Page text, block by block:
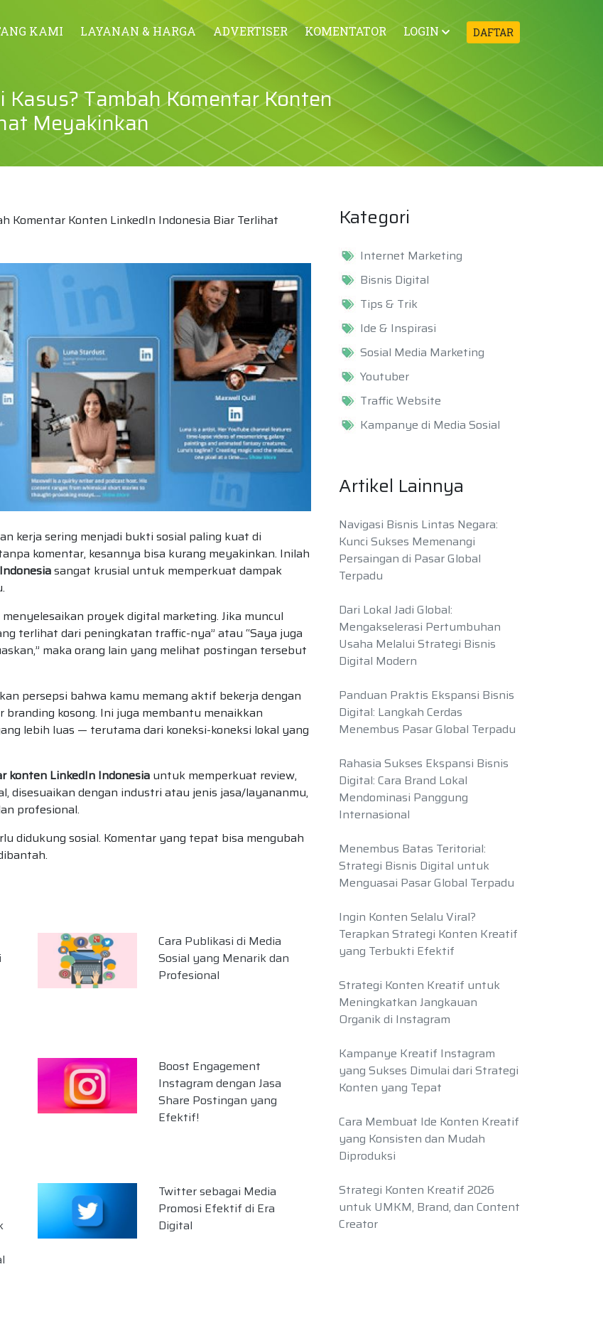
KAMI LAYANAN & HARGA ADVERTISER KOMENTATOR LOGIN DAFTAR
Tambah Komentar Konten
Meyakinkan
Komentar Konten LinkedIn Indonesia Biar Terlihat
kerja sering menjadi bukti sosial paling kuat di
komentar, kesannya bisa kurang meyakinkan. Inilah
sangat krusial untuk memperkuat dampak
proyek digital marketing. Jika muncul
terlihat dari peningkatan traffic-nya” atau “Saya juga
maka orang lain yang melihat postingan tersebut
persepsi bahwa kamu memang aktif bekerja dengan
kosong. Ini juga membantu menaikkan
lebih luas — terutama dari koneksi-koneksi lokal yang
konten LinkedIn Indonesia untuk memperkuat review,
disesuaikan dengan industri atau jenis jasa/layananmu,
profesional.
didukung sosial. Komentar yang tepat bisa mengubah
Cara Publikasi di Media
Sosial yang Menarik dan
Profesional
Boost Engagement
Instagram dengan Jasa
Share Postingan yang
Efektif!
Twitter sebagai Media
Promosi Efektif di Era
Digital
Kategori
Internet Marketing
Bisnis Digital
Tips & Trik
Ide & Inspirasi
Sosial Media Marketing
Youtuber
Traffic Website
Kampanye di Media Sosial
Artikel Lainnya
Navigasi Bisnis Lintas Negara:
Kunci Sukses Memenangi
Persaingan di Pasar Global
Terpadu
Dari Lokal Jadi Global:
Mengakselerasi Pertumbuhan
Usaha Melalui Strategi Bisnis
Digital Modern
Panduan Praktis Ekspansi Bisnis
Digital: Langkah Cerdas
Menembus Pasar Global Terpadu
Rahasia Sukses Ekspansi Bisnis
Digital: Cara Brand Lokal
Mendominasi Panggung
Internasional
Menembus Batas Teritorial:
Strategi Bisnis Digital untuk
Menguasai Pasar Global Terpadu
Ingin Konten Selalu Viral?
Terapkan Strategi Konten Kreatif
yang Terbukti Efektif
Strategi Konten Kreatif untuk
Meningkatkan Jangkauan
Organik di Instagram
Kampanye Kreatif Instagram
yang Sukses Dimulai dari Strategi
Konten yang Tepat
Cara Membuat Ide Konten Kreatif
yang Konsisten dan Mudah
Diproduksi
Strategi Konten Kreatif 2026
untuk UMKM, Brand, dan Content
Creator